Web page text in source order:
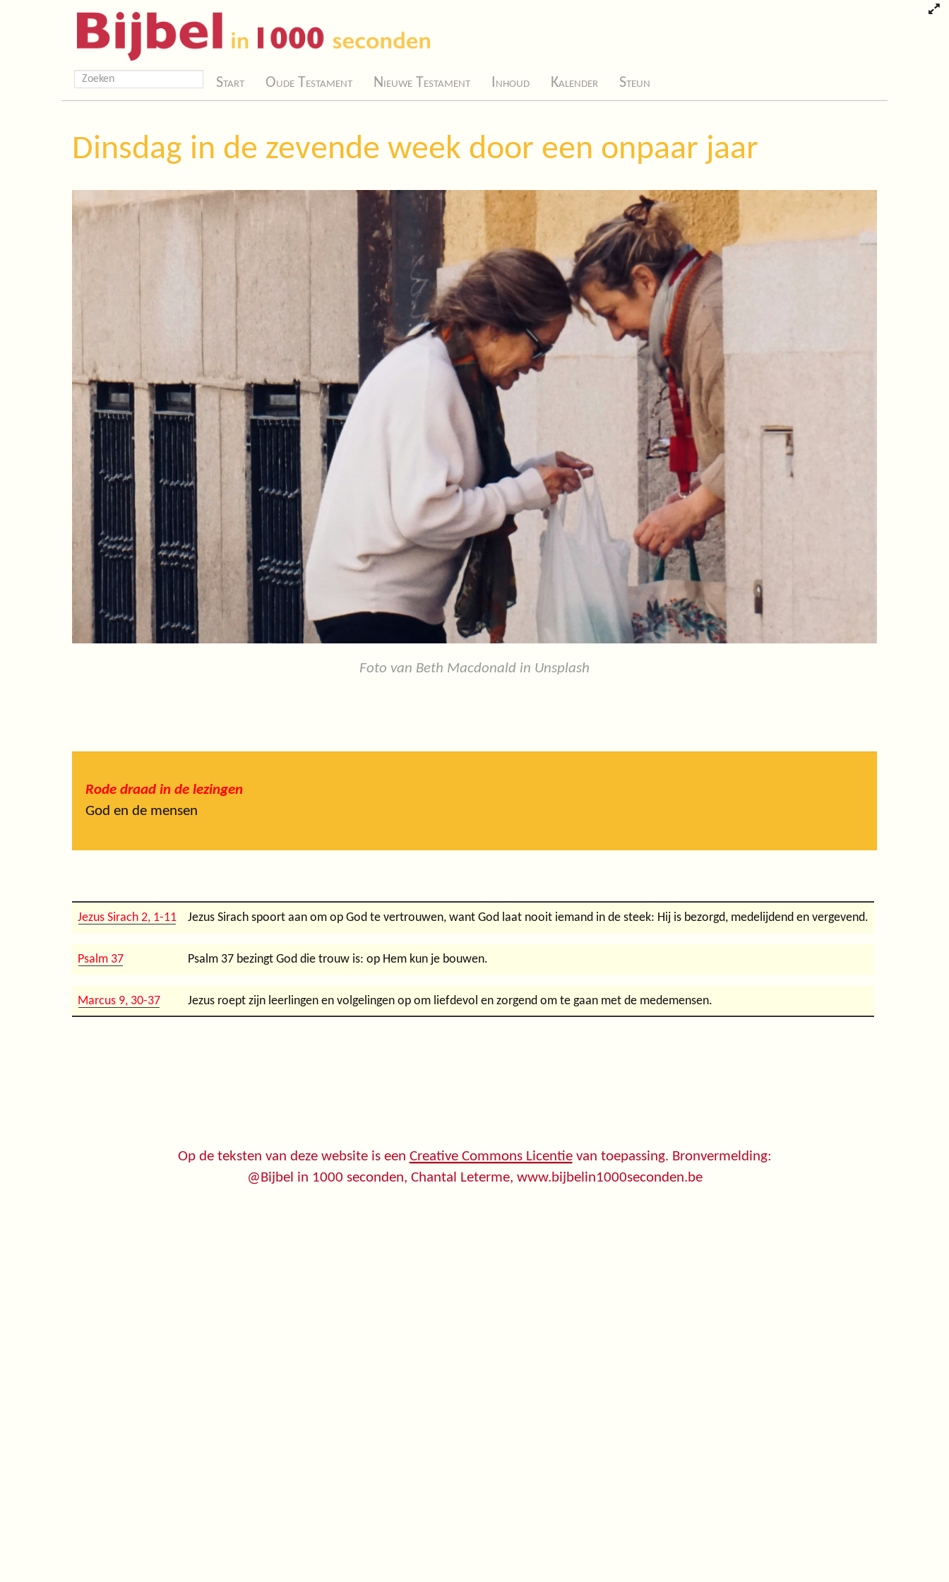
Start Oude Testament Nieuwe Testament Inhoud Kalender Steun
Dinsdag in de zevende week door een onpaar jaar
Foto van Beth Macdonald in Unsplash
Rode draad in de lezingen
God en de mensen
Jezus Sirach 2, 1-11 Jezus Sirach spoort aan om op God te vertrouwen, want God laat nooit iemand in de steek: Hij is bezorgd, medelijdend en vergevend.
Psalm 37 Psalm 37 bezingt God die trouw is: op Hem kun je bouwen.
Marcus 9, 30-37 Jezus roept zijn leerlingen en volgelingen op om liefdevol en zorgend om te gaan met de medemensen.
Op de teksten van deze website is een Creative Commons Licentievan toepassing. Bronvermelding:
@Bijbel in 1000 seconden, Chantal Leterme, www.bijbelin1000seconden.be